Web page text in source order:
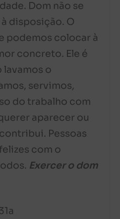
Dom não se
disposição. O
podemos colocar à
concreto. Ele é
o
servimos,
do trabalho com
aparecer ou
Pessoas
com o
Exercer o dom